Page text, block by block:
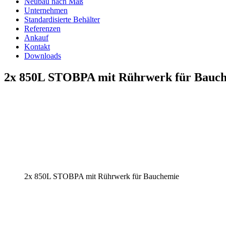
Unternehmen
Standardisierte Behälter
Referenzen
Ankauf
Kontakt
Downloads
2x 850L STOBPA mit Rührwerk für
2x 850L STOBPA mit Rührwerk für Bauchemie